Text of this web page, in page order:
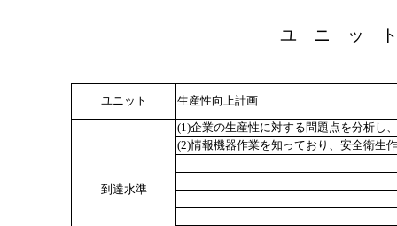
ユ ニ ッ
ユニット 生産性向上計画
到達水準
(1)企業の生産性に対する問題点を分析し
(2)情報機器作業を知っており、安全衛生